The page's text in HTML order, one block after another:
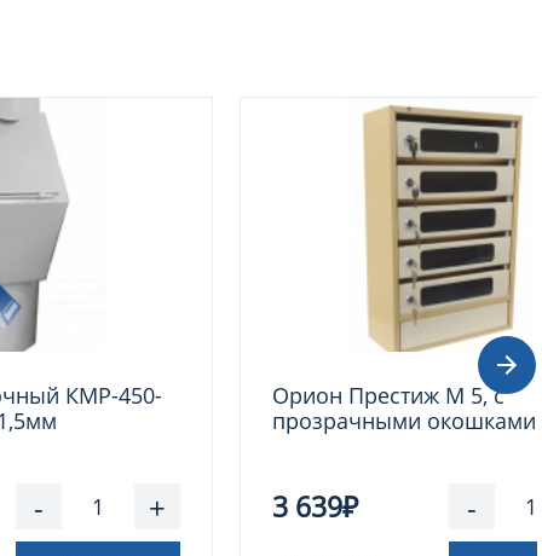
КМР-450-
- +
Орион Престиж М 5, с
прозрачными окошками
3 639₽ -